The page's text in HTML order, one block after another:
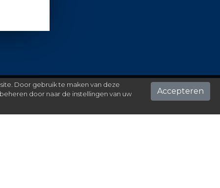
Door gebruik te maken van deze
door naar de instellingen van uw
Accepteren